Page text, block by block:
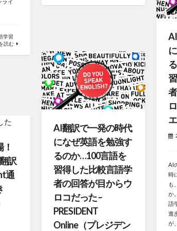
ライ
学習
読む
AI
時
も
か
語
進
が
AI翻訳で一発の時代
になぜ英語を勉強す
るのか…100言語を
習得した比較言語学
者の回答が目からウ
ロコだった –
PRESIDENT
Online（プレジデン
訳
通